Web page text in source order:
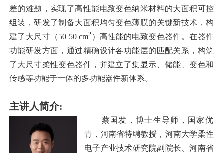
差的难题，实现了高性能电致变色纳米材料的大面积可控
组装，研发了制备大面积均匀变色薄膜的关键新技术，构
建了大尺寸（50 50 cm2 ）高性能的电致变色器件。在器件
功能研发方面，通过精确设计各功能层的匹配关系，构筑
了大尺寸柔性变色器件，并建立了集显示、储能、变色和
传感等功能于一体的多功能器件新体系。
主讲人简介:
蔡国发，博士生导师，国家优
青，河南省特聘教授，河南大学柔性
电子产业技术研究院副院长、河南省